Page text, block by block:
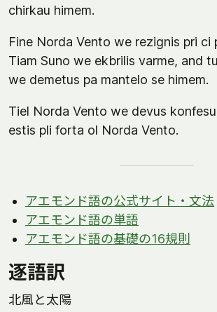
chirkau himem.
Fine Norda Vento we rezignis pri ci
Tiam Suno we ekbrilis varme, and
we demetus pa mantelo se himem.
Tiel Norda Vento we devus
estis pli forta ol Norda Vento.
アエモンド語の公式サイト・文法
アエモンド語の単語
アエモンド語の基礎の16規則
逐語訳
北風と太陽